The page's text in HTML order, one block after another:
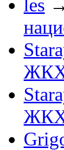
les